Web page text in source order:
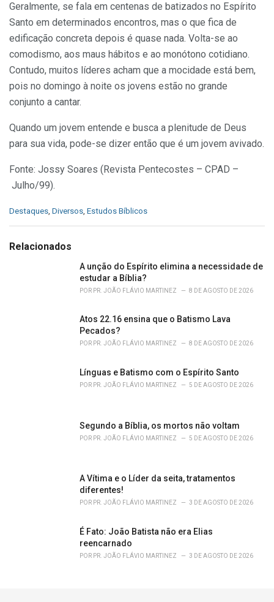
Geralmente, se fala em centenas de batizados no Espírito
Santo em determinados encon­tros, mas o que fica de
edificação concreta depois é quase nada. Volta-se ao
comodismo, aos maus hábitos e ao monótono cotidiano.
Contudo, muitos líderes acham que a mo­cidade está bem,
pois no domingo à noite os jovens estão no grande
conjunto a cantar.
Quando um jovem entende e busca a plenitude de Deus
para sua vida, pode-se dizer então que é um jovem avivado.
Fonte: Jossy Soares (Revista Pentecostes – CPAD –
Julho/99).
C
e
Destaques, Diversos, Estudos Bíblicos
Relacionados
A unção do Espírito elimina a necessidade de
estudar a Bíblia?
POR PR. JOÃO FLÁVIO MARTINEZ 8 DE AGOSTO DE 2026
Atos 22.16 ensina que o Batismo Lava
Pecados?
POR PR. JOÃO FLÁVIO MARTINEZ 8 DE AGOSTO DE 2026
Línguas e Batismo com o Espírito Santo
POR PR. JOÃO FLÁVIO MARTINEZ 5 DE AGOSTO DE 2026
Segundo a Bíblia, os mortos não voltam
POR PR. JOÃO FLÁVIO MARTINEZ 5 DE AGOSTO DE 2026
A Vítima e o Líder da seita, tratamentos
diferentes!
POR PR. JOÃO FLÁVIO MARTINEZ 3 DE AGOSTO DE 2026
É Fato: João Batista não era Elias
reencarnado
POR PR. JOÃO FLÁVIO MARTINEZ 3 DE AGOSTO DE 2026